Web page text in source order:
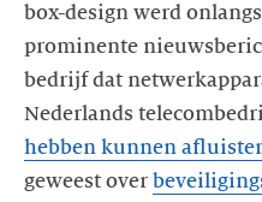
box-design werd
prominente
bedrijf dat
Nederlands
hebben kunnen
geweest over